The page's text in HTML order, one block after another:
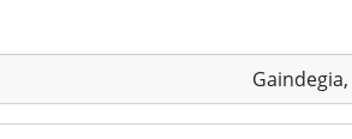
Gaindegia,